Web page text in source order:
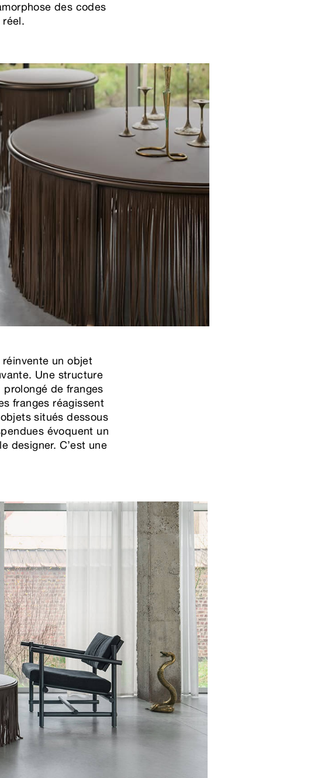
des codes
un objet
Une structure
prolongé de franges
franges réagissent
situés dessous
évoquent un
designer. C’est une